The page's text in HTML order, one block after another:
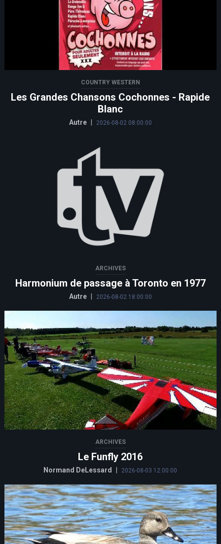
COUNTRY WESTERN
Les Grandes Chansons Cochonnes - Rapide
Blanc
Autre 2026-08-02 08:00:00
ARCHIVES
Harmonium de passage à Toronto en 1977
Autre | 2026-08-02 18:00:00
ARCHIVES
Le Funfly 2016
Normand DeLessard 2026-08-03 12:00:00